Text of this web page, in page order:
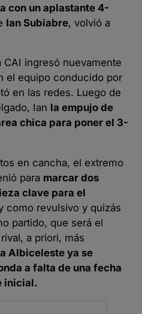
con un aplastante 4-
Ian Subiabre, volvió a
CAI ingresó nuevamente
el equipo conducido por
en las redes. Luego de
Ian la empujo de
chica para poner el 3-
en cancha, el extremo
para marcar dos
clave para el
como revulsivo y quizás
partido, que será el
a priori, más
Albiceleste ya se
a falta de una fecha
inicial.